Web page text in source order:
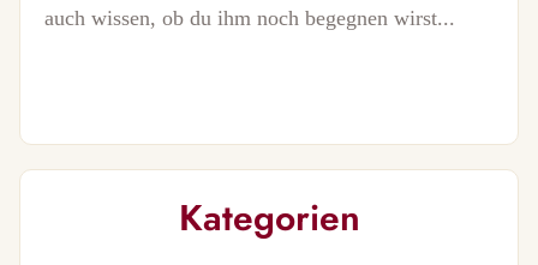
auch wissen, ob du ihm noch begegnen wirst...
Kategorien